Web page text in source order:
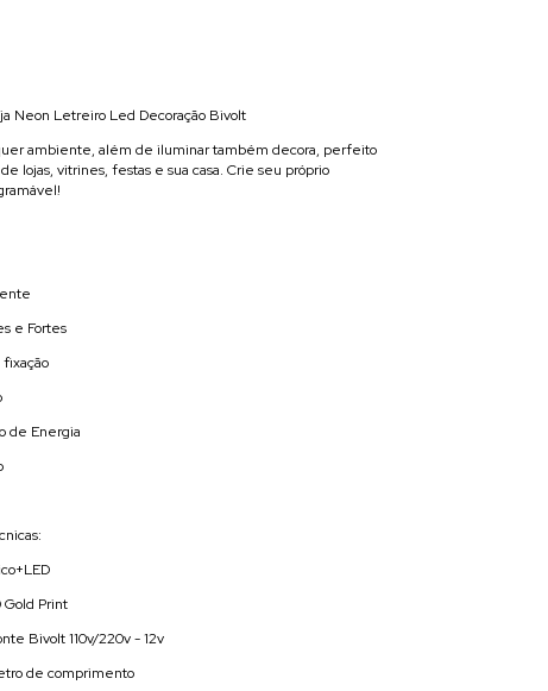
Neon Letreiro Led Decoração Bivolt
ambiente, além de iluminar também decora, perfeito
lojas, vitrines, festas e sua casa. Crie seu próprio
e Fortes
fixação
de Energia
Gold Print
Bivolt 110v/220v - 12v
de comprimento